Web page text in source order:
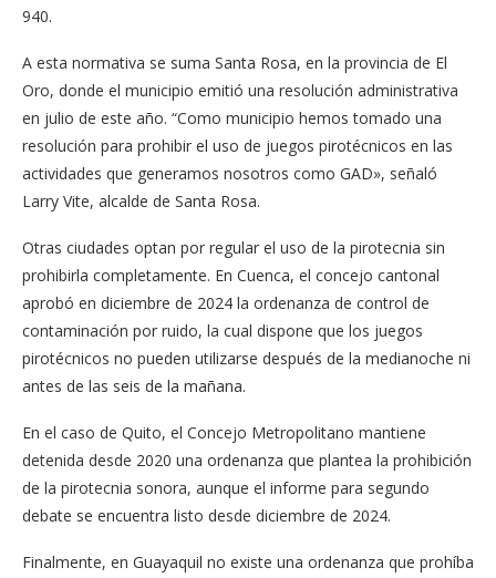
940.
A esta normativa se suma Santa Rosa, en la provincia de El
Oro, donde el municipio emitió una resolución administrativa
en julio de este año. “Como municipio hemos tomado una
resolución para prohibir el uso de juegos pirotécnicos en las
actividades que generamos nosotros como GAD», señaló
Larry Vite, alcalde de Santa Rosa.
Otras ciudades optan por regular el uso de la pirotecnia sin
prohibirla completamente. En Cuenca, el concejo cantonal
aprobó en diciembre de 2024 la ordenanza de control de
contaminación por ruido, la cual dispone que los juegos
pirotécnicos no pueden utilizarse después de la medianoche ni
antes de las seis de la mañana.
En el caso de Quito, el Concejo Metropolitano mantiene
detenida desde 2020 una ordenanza que plantea la prohibición
de la pirotecnia sonora, aunque el informe para segundo
debate se encuentra listo desde diciembre de 2024.
Finalmente, en Guayaquil no existe una ordenanza que prohíba